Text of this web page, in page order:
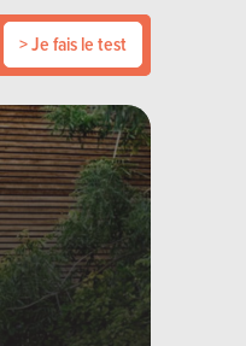
> Je fais le test